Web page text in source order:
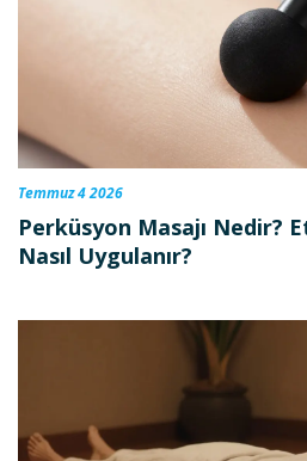
Temmuz 4 2026
Perküsyon Masajı Nedir?
Nasıl Uygulanır?